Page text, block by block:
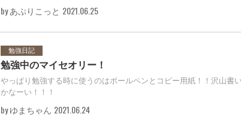
by あぷりこっと 2021.06.25
勉強日記
勉強中のマイセオリー！
やっぱり勉強する時に使うのはボールペンとコピー用紙！！沢山書
かなーい！！！
by ゆまちゃん 2021.06.24